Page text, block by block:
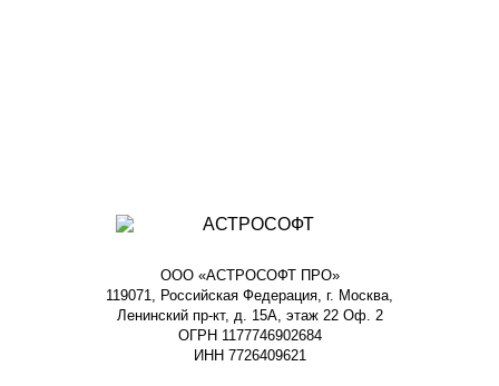
ООО «АСТРОСОФТ ПРО»
119071, Российская Федерация, г. Москва,
Ленинский пр-кт, д. 15А, этаж 22 Оф. 2
ОГРН 1177746902684
ИНН 7726409621